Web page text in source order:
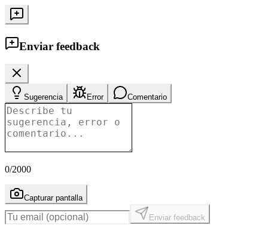
Enviar feedback
Sugerencia Error Comentario
0/2000
Capturar pantalla
Enviar feedback